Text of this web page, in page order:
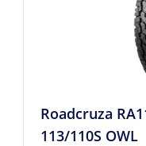
Roadcruza
113/110S OWL